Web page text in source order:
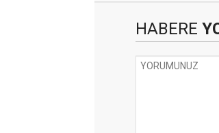
HABERE